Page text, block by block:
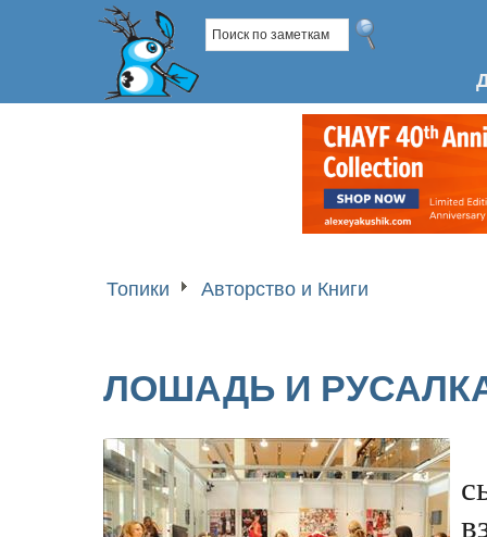
Топики Авторство и Книги
ЛОШАДЬ И